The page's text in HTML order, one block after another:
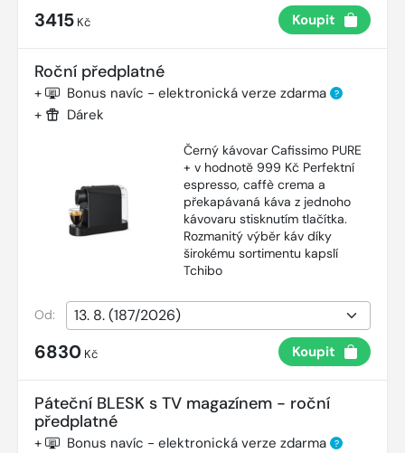
3415 Kč Koupit
Roční předplatné
+ Bonus navíc - elektronická verze zdarma ?
+ Dárek
Černý kávovar Cafissimo PURE
+ v hodnotě 999 Kč Perfektní
espresso, caffè crema a
překapávaná káva z jednoho
kávovaru stisknutím tlačítka.
Rozmanitý výběr káv díky
širokému sortimentu kapslí
Tchibo
Od:
6830 Kč Koupit
Páteční BLESK s TV magazínem - roční
předplatné
+ Bonus navíc - elektronická verze zdarma ?